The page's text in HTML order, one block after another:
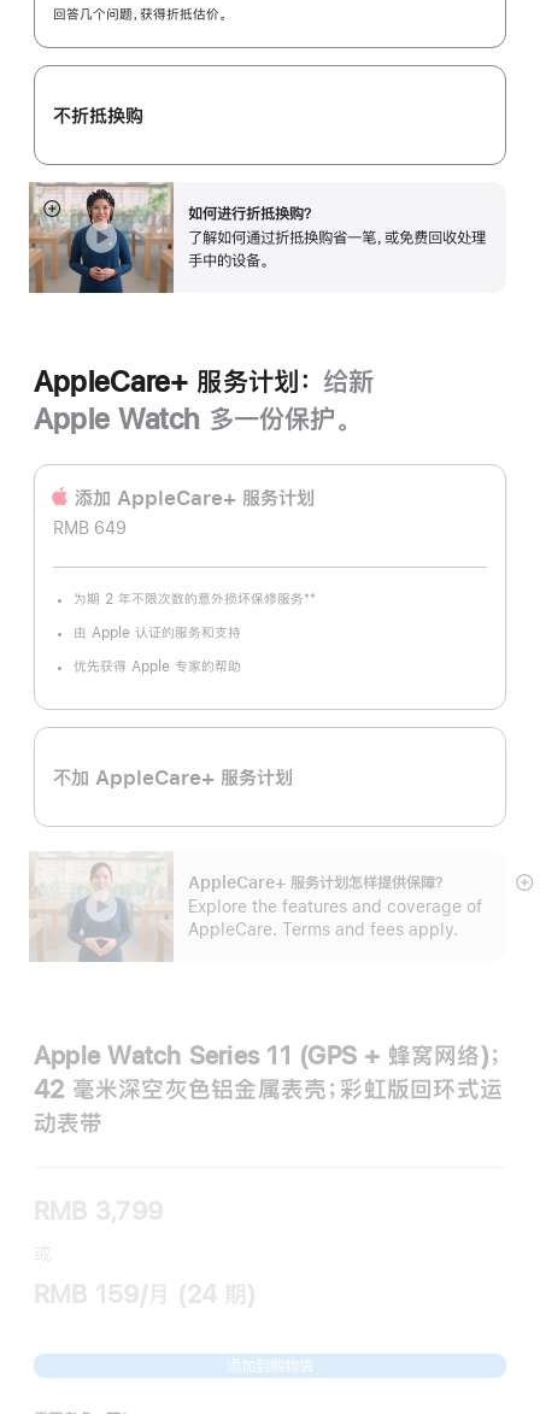
换
购
划：
回答几个问题，获得折抵估价。
不折抵换购
如何进行折抵换购？
了解如何通过折抵换购省一笔，或免费回收处理
手中的设备。
展
开
AppleCare+ 服务计划： 给新
Apple Watch 多一份保护。
添加 AppleCare+ 服务计‍划
RMB 649
为期 2 年不限次数的意外损坏保修服务
注
**
由 Apple 认证的服务和支持
优先获得 Apple 专家的帮助
不加 AppleCare+ 服务计划
AppleCare+ 服务计划怎样提供保⁠障？
Explore the features and coverage of
AppleCare. Terms and fees apply.
展
Apple Watch Series 11 (GPS + 蜂窝网络)；
42 毫米深空灰色铝金属表壳；彩虹版回环式运
动表带
RMB 3,799
或
RMB 159/月 (24 期)
添加到购物袋